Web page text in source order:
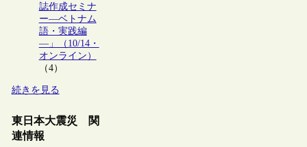
誌作成セミナ
ー―ベトナム
語・実践編
―」（10/14・
オンライン）
（4）
続きを見る
東日本大震災 関
連情報